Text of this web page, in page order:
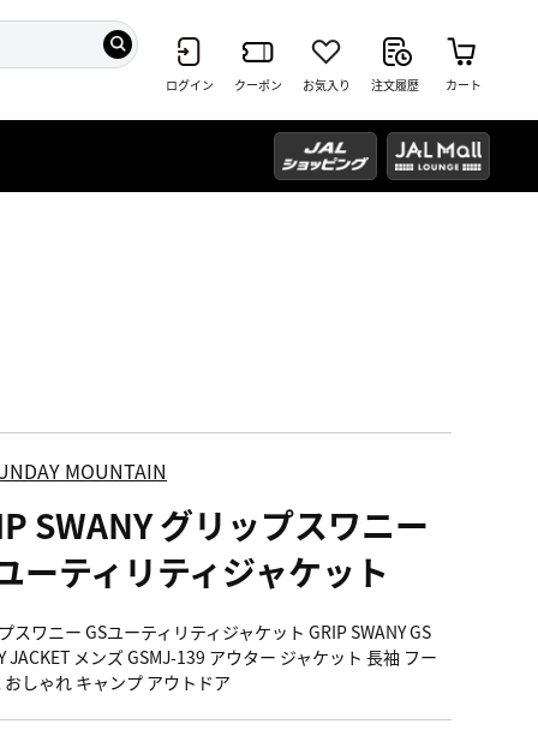
ログイン クーポン お気入り 注文履歴 カート
MOUNTAIN
SWANY グリップスワニー
ーティリティジャケット
スワニー GSユーティリティジャケット GRIP SWANY GS
JACKET メンズ GSMJ-139 アウター ジャケット 長袖 フー
おしゃれ キャンプ アウトドア